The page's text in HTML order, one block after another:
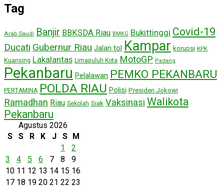
Tag
Arab Saudi Banjir BBKSDA Riau BMKG Bukittinggi Covid-19
Ducati Gubernur Riau Jalan tol Kampar korupsi KPK
Kuansing Lakalantas Limapuluh Kota MotoGP Padang
Pekanbaru Pelalawan PEMKO PEKANBARU
PERTAMINA POLDA RIAU Polisi Presiden Jokowi
Ramadhan Riau Sekolah Siak Vaksinasi Walikota
Pekanbaru
Agustus 2026
S
S R K J S
M
1
2
3
4 5 6 7 8
9
10 11 12 13 14 15 16
17 18 19 20 21 22 23